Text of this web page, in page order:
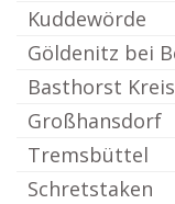
Kuddewörde
Göldenitz bei
Basthorst
Großhansdorf
Tremsbüttel
Schretstaken